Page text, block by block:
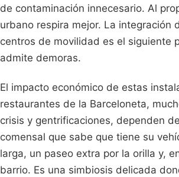
de contaminación innecesario. Al
urbano respira mejor. La integración
centros de movilidad es el siguiente
admite demoras.
El impacto económico de estas
restaurantes de la Barceloneta,
crisis y gentrificaciones, dependen
comensal que sabe que tiene su
larga, un paseo extra por la orilla y,
barrio. Es una simbiosis delicada